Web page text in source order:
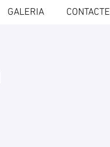
GALERIA CONTACTE